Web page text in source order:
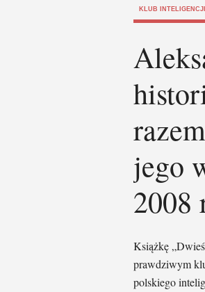
KLUB
jego
2008
Książkę
prawdziwym
polskiego